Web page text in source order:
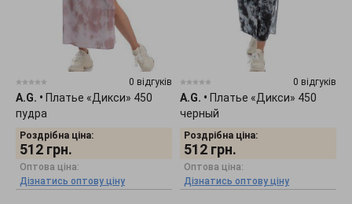
0 відгуків
A.G. • Платье «Дикси» 450
пудра
Роздрібна ціна:
512 грн.
Оптова ціна:
Дізнатись оптову ціну
0 відгуків
A.G. • Платье «Дикси» 450
черный
Роздрібна ціна:
512 грн.
Оптова ціна:
Дізнатись оптову ціну